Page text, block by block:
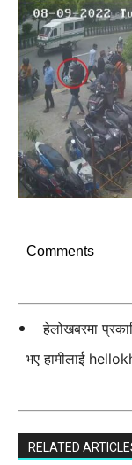
Comments
हेलोखबरमा
भए हामीलाई
RELATED